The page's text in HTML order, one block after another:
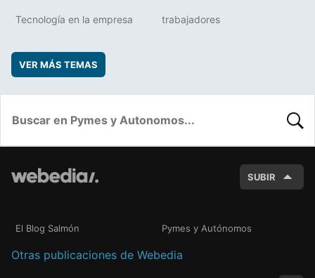
Tecnología en la empresa trabajadores
VER MÁS TEMAS
SUBIR
El Blog Salmón Pymes y Autónomos
Otras publicaciones de Webedia